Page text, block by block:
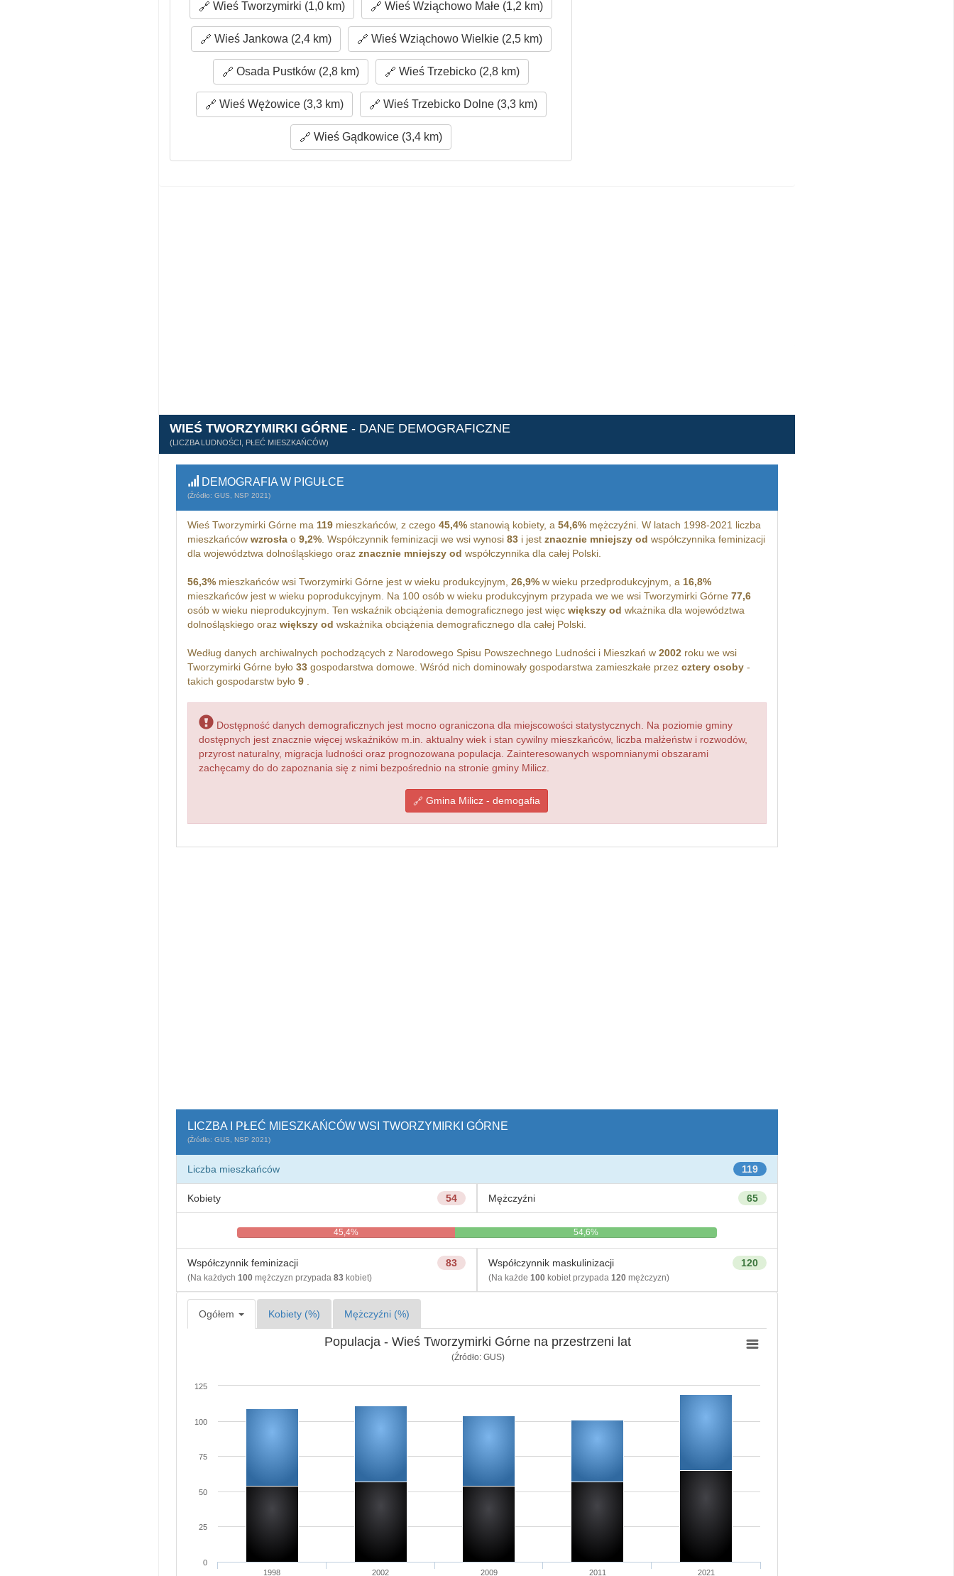
Wieś Tworzymirki (1,0 km) Wieś Wziąchowo Małe (1,2 km)
Wieś Jankowa (2,4 km) Wieś Wziąchowo Wielkie (2,5 km)
Osada Pustków (2,8 km) Wieś Trzebicko (2,8 km)
Wieś Wężowice (3,3 km) Wieś Trzebicko Dolne (3,3 km)
Wieś Gądkowice (3,4 km)
WIEŚ TWORZYMIRKI GÓRNE - DANE DEMOGRAFICZNE
(LICZBA LUDNOŚCI, PŁEĆ MIESZKAŃCÓW)
DEMOGRAFIA W PIGUŁCE
(Źródło: GUS, NSP 2021)
Wieś Tworzymirki Górne ma 119mieszkańców, z czego 45,4%stanowią kobiety, a 54,6%mężczyźni. W latach 1998-2021 liczba
mieszkańców wzrosłao 9,2%. Współczynnik feminizacji we wsi wynosi 83i jest znacznie mniejszy od współczynnika feminizacji
dla województwa dolnośląskiego oraz znacznie mniejszy od współczynnika dla całej Polski.
56,3%mieszkańców wsi Tworzymirki Górne jest w wieku produkcyjnym, 26,9%w wieku przedprodukcyjnym, a 16,8%
mieszkańców jest w wieku poprodukcyjnym. Na 100 osób w wieku produkcyjnym przypada we we wsi Tworzymirki Górne 77,6
osób w wieku nieprodukcyjnym. Ten wskaźnik obciążenia demograficznego jest więc większy od wkażnika dla województwa
dolnośląskiego oraz większy od wskażnika obciążenia demograficznego dla całej Polski.
Według danych archiwalnych pochodzących z Narodowego Spisu Powszechnego Ludności i Mieszkań w 2002roku we wsi
Tworzymirki Górne było 33gospodarstwa domowe. Wśród nich dominowały gospodarstwa zamieszkałe przez cztery osoby-
takich gospodarstw było 9.
Dostępność danych demograficznych jest mocno ograniczona dla miejscowości statystycznych. Na poziomie gminy
dostępnych jest znacznie więcej wskaźników m.in. aktualny wiek i stan cywilny mieszkańców, liczba małżeństw i rozwodów,
przyrost naturalny, migracja ludności oraz prognozowana populacja. Zainteresowanych wspomnianymi obszarami
zachęcamy do do zapoznania się z nimi bezpośrednio na stronie gminy Milicz.
Gmina Milicz - demogafia
LICZBA I PŁEĆ MIESZKAŃCÓW WSI TWORZYMIRKI GÓRNE
(Źródło: GUS, NSP 2021)
119
Liczba mieszkańców
54
Kobiety 65
Mężczyźni
45,4% 54,6%
83
Współczynnik feminizacji
(Na każdych 100mężczyzn przypada 83kobiet)
120
Współczynnik maskulinizacji
(Na każde 100kobiet przypada 120mężczyzn)
Ogółem Kobiety (%) Mężczyźni (%)
Populacja - Wieś Tworzymirki Górne na przestrzeni lat
(Źródło: GUS)
1998 2002 2009 2011 2021
0
25
50
75
100
125